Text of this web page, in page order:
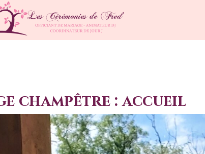
champêtre : accueil